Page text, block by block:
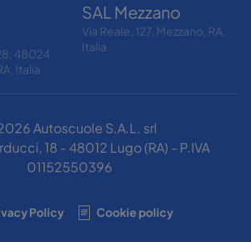
48024
Italia
SAL Mezzano
Via Reale, 127, Mezzano, RA,
Italia
Autoscuole S.A.L. srl
18 - 48012 Lugo (RA) - P.IVA
01152550396
Policy Cookie policy